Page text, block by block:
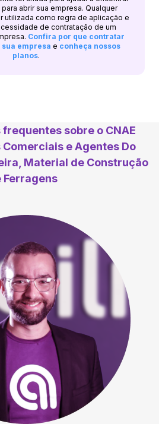
abrir sua empresa. Qualquer
utilizada como regra de aplicação e
de contratação de um
Confira por que contratar
empresa e conheça nossos
planos.
frequentes sobre o CNAE
e Agentes Do
Material de Construção
Ferragens